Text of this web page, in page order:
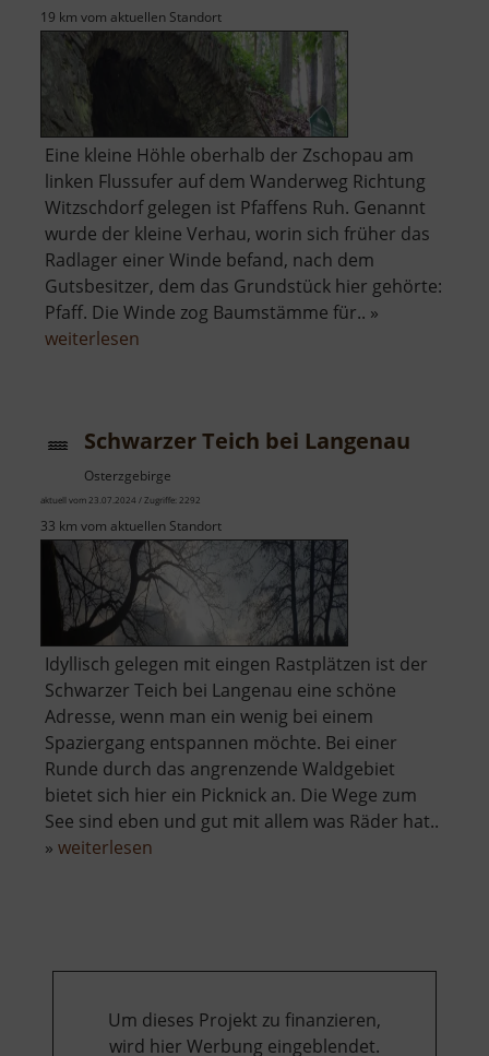
19 km vom aktuellen Standort
Eine kleine Höhle oberhalb der Zschopau am
linken Flussufer auf dem Wanderweg Richtung
Witzschdorf gelegen ist Pfaffens Ruh. Genannt
wurde der kleine Verhau, worin sich früher das
Radlager einer Winde befand, nach dem
Gutsbesitzer, dem das Grundstück hier gehörte:
Pfaff. Die Winde zog Baumstämme für.. »
weiterlesen
Schwarzer Teich bei Langenau
Osterzgebirge
aktuell vom 23.07.2024 / Zugriffe: 2292
33 km vom aktuellen Standort
Idyllisch gelegen mit eingen Rastplätzen ist der
Schwarzer Teich bei Langenau eine schöne
Adresse, wenn man ein wenig bei einem
Spaziergang entspannen möchte. Bei einer
Runde durch das angrenzende Waldgebiet
bietet sich hier ein Picknick an. Die Wege zum
See sind eben und gut mit allem was Räder hat..
» weiterlesen
Um dieses Projekt zu finanzieren,
wird hier Werbung eingeblendet.